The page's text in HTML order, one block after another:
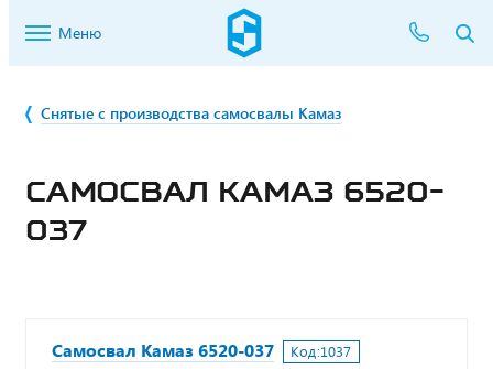
Меню
Снятые с производства самосвалы Камаз
САМОСВАЛ КАМАЗ 6520-
037
Самосвал Камаз 6520-037 Код:1037